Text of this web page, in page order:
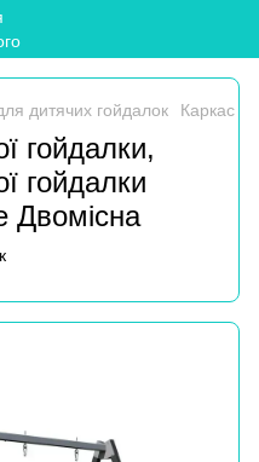
дитячих гойдалок Каркас
гойдалки,
гойдалки
Двомісна